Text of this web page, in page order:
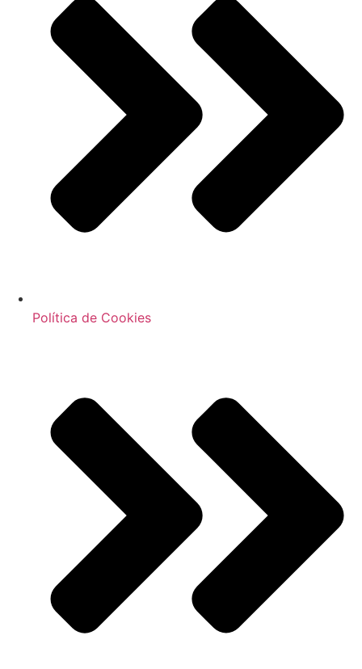
Política de Cookies